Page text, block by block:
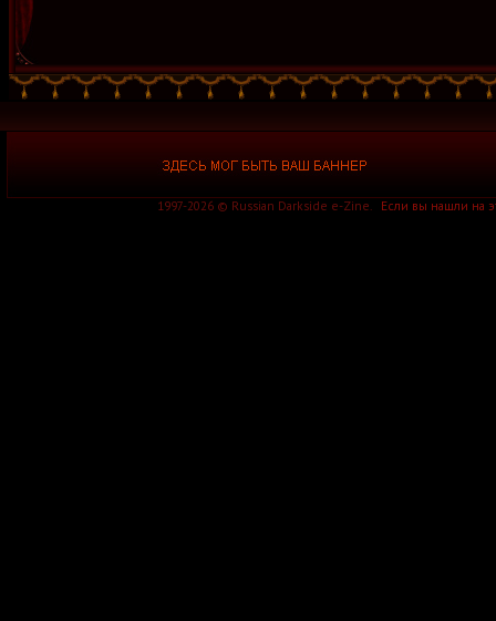
1997-2026 © Russian Darkside e-Zine. Если вы нашли на